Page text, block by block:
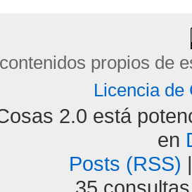
propios de
Licencia de
2.0 está
en
Posts (RSS)
35